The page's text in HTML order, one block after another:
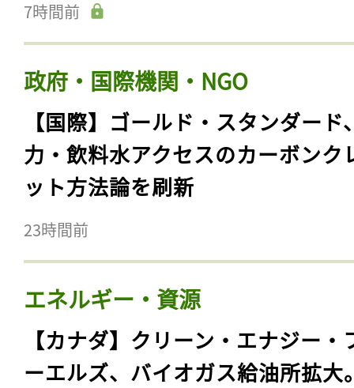
7時間前
政府・国際機関・NGO
【国際】ゴールド・スタンダード
力・飲料水アクセスのカーボンク
ット方法論を刷新
23時間前
エネルギー・資源
【カナダ】クリーン・エナジー・
ーエルズ、バイオガス給油所拡大